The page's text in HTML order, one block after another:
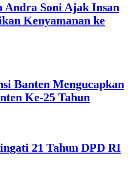
Andra Soni Ajak Insan
Kenyamanan ke
Banten Mengucapkan
Ke-25 Tahun
21 Tahun DPD RI